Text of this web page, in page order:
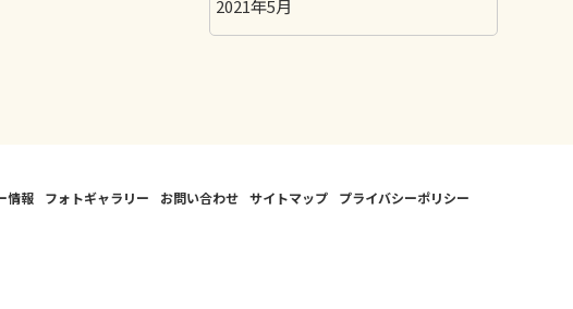
2021年5月
情報 フォトギャラリー お問い合わせ サイトマップ プライバシーポリシー